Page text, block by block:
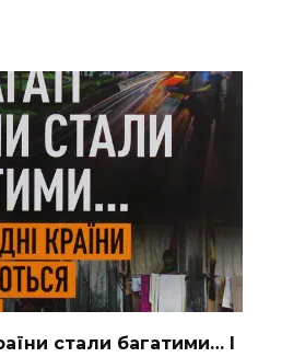
стали багатими… І